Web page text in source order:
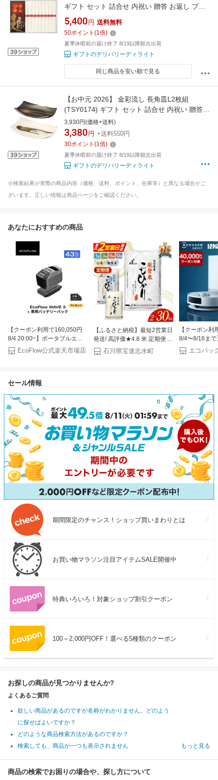
ギフト セット 詰合せ 内祝い 贈答 お返し プレ
ゼント 贈り物 お歳暮 お中元
5,400 円 送料無料
50ポイント (1倍)
夏季休暇前の届け終了 8/19以降順次出荷
ギフトのデリバリーディライト
同じ商品を安い順で見る
【お中元 2026】 金彩流し 長角皿L2枚組
(TSY0174) ギフト セット 詰合せ 内祝い 贈答
お返し プレゼント 贈り物 お歳暮 お中元
3,930円(価格+送料)
3,380 円 +送料550円
30ポイント (1倍)
夏季休暇前の届け終了 8/19以降順次出荷
ギフトのデリバリーディライト
※検索結果が実際の商品内容（価格、送料、ポイント、在庫等）と異なる場合がご
ざいます。正しい情報は商品ページをご確認ください。
あなたにおすすめの商品
【クーポン利用で160,050円
8/4 20:00~】ポータブルエア
コン WAVE 3+専用バッテリー
パック セット ポータブルクー
車中泊 キャンプ 暑さ対策 熱
夏&冬両用 エコフロー
EcoFlow公式楽天市場店
【ふるさと納税】最短2営業日
発送! 高評価★4.8 米 定期便 能
登米 石川米 こしひかり 白米
無洗米 300g〜30kg 1回 3回 6
10kg 5キロ 令和8年 先行受付
石川県宝達志水町
【クーポン利
8/4〜8/16ま
機 DEEBOT
エコバックス
掃除ロボット
の日
セール情報
期間限定のチャンス！ショップ買いまわりとは
お買い物マラソン注目アイテムSALE開催中
特典いろいろ！対象ショップ割引クーポン
100～2,000円OFF！選べる5種類のクーポン
お探しの商品が見つかりませんか?
よくあるご質問
欲しい商品があるのですが名称がわかりません。どのよう
に探せばよいですか？
どのような商品検索方法があるのですか？
検索しても、商品が一つも表示されません
もっと見る
商品の検索でお困りの場合や、探し方について